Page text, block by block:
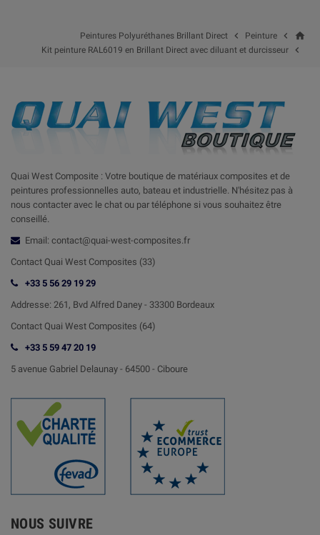
home

Peinture

Peintures Polyuréthanes Brillant Direct

Kit peinture RAL6019 en Brillant Direct avec diluant et durcisseur
Quai West Composite : Votre boutique de matériaux composites et de
peintures professionnelles auto, bateau et industrielle. N'hésitez pas à
nous contacter avec le chat ou par téléphone si vous souhaitez être
conseillé.
Email: contact@quai-west-composites.fr
Contact Quai West Composites (33)
+33 5 56 29 19 29
Addresse: 261, Bvd Alfred Daney - 33300 Bordeaux
Contact Quai West Composites (64)
+33 5 59 47 20 19
5 avenue Gabriel Delaunay - 64500 - Ciboure
NOUS SUIVRE